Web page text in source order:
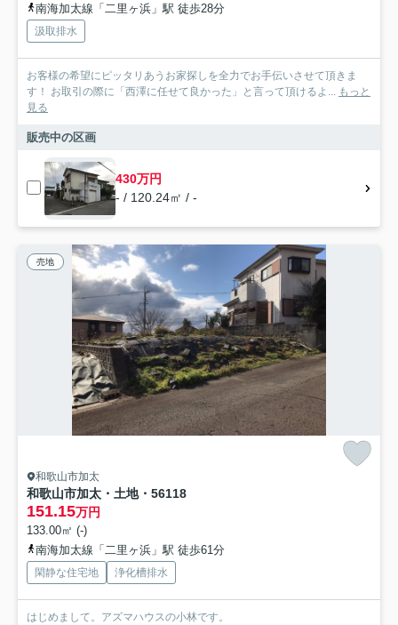
南海加太線「二里ヶ浜」駅 徒歩28分
汲取排水
お客様の希望にピッタリあうお家探しを全力でお手伝いさせて頂きま
す！ お取引の際に「西澤に任せて良かった」と言って頂けるよ...
もっと
見る
販売中の区画
430万円
- / 120.24㎡ / -
売地
和歌山市加太
和歌山市加太・土地・56118
151.15万円
133.00㎡ (-)
南海加太線「二里ヶ浜」駅 徒歩61分
閑静な住宅地 浄化槽排水
はじめまして。アズマハウスの小林です。